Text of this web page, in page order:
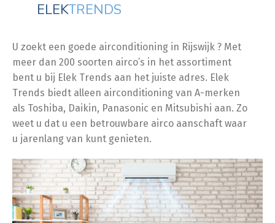
ELEKTRENDS
U zoekt een goede airconditioning in Rijswijk ? Met
meer dan 200 soorten airco’s in het assortiment
bent u bij Elek Trends aan het juiste adres. Elek
Trends biedt alleen airconditioning van A-merken
als Toshiba, Daikin, Panasonic en Mitsubishi aan. Zo
weet u dat u een betrouwbare airco aanschaft waar
u jarenlang van kunt genieten.